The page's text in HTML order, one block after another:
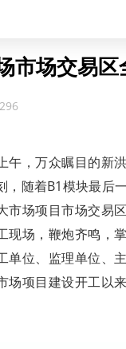
市场交易
，万众瞩目的新
，随着B1模块最后
市场项目市场交易
现场，鞭炮齐鸣，
单位、监理单位、
场项目建设开工以